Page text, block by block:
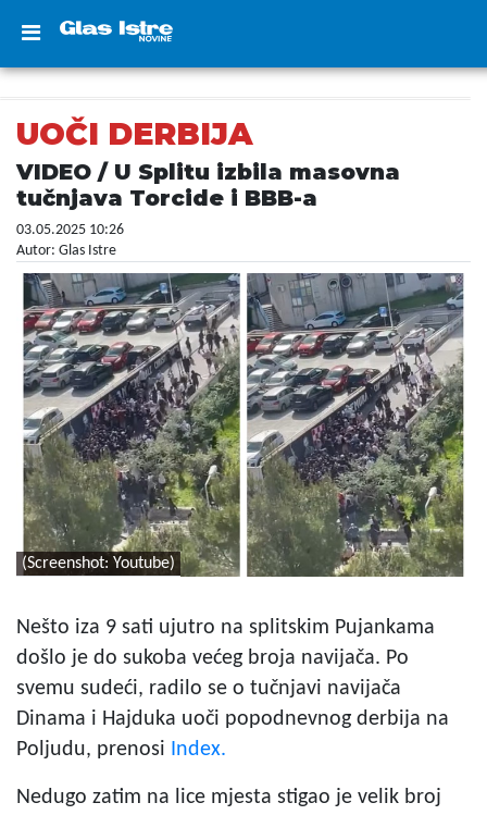
UOČI DERBIJA
VIDEO / U Splitu izbila masovna
tučnjava Torcide i BBB-a
03.05.2025 10:26
Autor: Glas Istre
(Screenshot: Youtube)
Nešto iza 9 sati ujutro na splitskim Pujankama
došlo je do sukoba većeg broja navijača. Po
svemu sudeći, radilo se o tučnjavi navijača
Dinama i Hajduka uoči popodnevnog derbija na
Poljudu, prenosi Index.
Nedugo zatim na lice mjesta stigao je velik broj